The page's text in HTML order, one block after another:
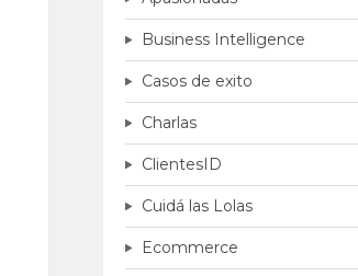
Business Intelligence
Casos de exito
Charlas
ClientesID
Cuidá las Lolas
Ecommerce